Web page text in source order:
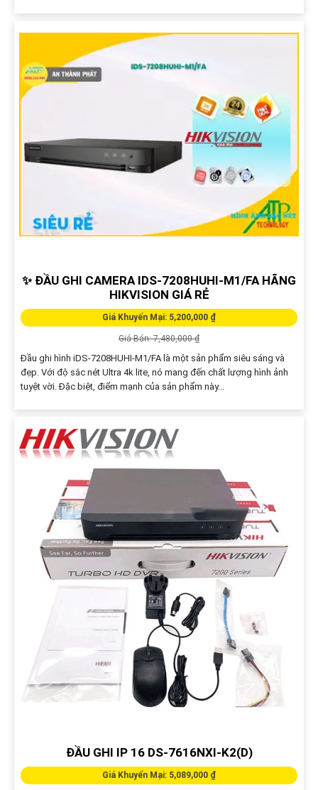
✨ ĐẦU GHI CAMERA IDS-7208HUHI-M1/FA HÃNG
HIKVISION GIÁ RẺ
Giá Khuyến Mại: 5,200,000 ₫
Giá Bán: 7,480,000 ₫
Đầu ghi hình iDS-7208HUHI-M1/FA là một sản phẩm siêu sáng và
đẹp. Với độ sắc nét Ultra 4k lite, nó mang đến chất lượng hình ảnh
tuyệt vời. Đặc biệt, điểm mạnh của sản phẩm này...
ĐẦU GHI IP 16 DS-7616NXI-K2(D)
Giá Khuyến Mại: 5,089,000 ₫